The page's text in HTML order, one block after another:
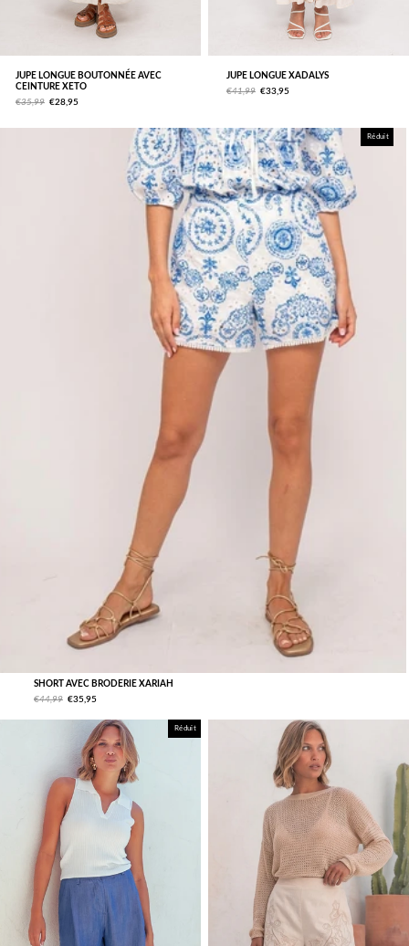
JUPE LONGUE BOUTONNÉE AVEC
CEINTURE XETO
€35,99 €28,95
JUPE LONGUE XADALYS
€41,99 €33,95
Réduit
SHORT AVEC BRODERIE XARIAH
€44,99 €35,95
Réduit